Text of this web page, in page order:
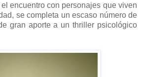
encuentro con personajes que viven
se completa un escaso número de
gran aporte a un thriller psicológico